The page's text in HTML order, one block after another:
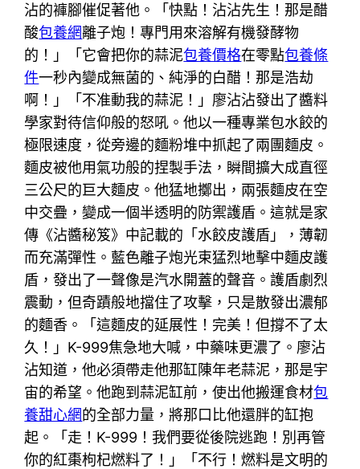
沾的褲腳催促著他。「快點！沾沾先生！那是醋
酸包養網離子炮！專門用來溶解有機發酵物
的！」「它會把你的蒜泥包養價格在零點包養條
件一秒內變成無菌的、純淨的白醋！那是浩劫
啊！」「不准動我的蒜泥！」廖沾沾發出了醬料
學家對待信仰般的怒吼。他以一種專業包水餃的
極限速度，從旁邊的麵粉堆中抓起了兩團麵皮。
麵皮被他用氣功般的捏製手法，瞬間擴大成直徑
三公尺的巨大麵皮。他猛地擲出，兩張麵皮在空
中交疊，變成一個半透明的防禦護盾。這就是家
傳《沾醬秘笈》中記載的「水餃皮護盾」，薄韌
而充滿彈性。藍色離子炮光束猛烈地擊中麵皮護
盾，發出了一聲像是汽水開蓋的聲音。護盾劇烈
震動，但奇蹟般地擋住了攻擊，只是散發出濃郁
的麵香。「這麵皮的延展性！完美！但撐不了太
久！」K-999焦急地大喊，中藥味更濃了。廖沾
沾知道，他必須帶走他那缸陳年老蒜泥，那是宇
宙的希望。他跑到蒜泥缸前，使出他搬運食材包
養甜心網的全部力量，將那口比他還胖的缸抱
起。「走！K-999！我們要從後院逃跑！別再管
你的紅棗枸杞燃料了！」「不行！燃料是文明的